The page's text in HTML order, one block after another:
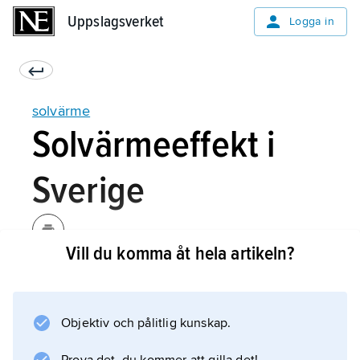
Uppslagsverket Logga in
solvärme
Solvärmeeffekt i
Sverige
installerad, varav en fjärdedel i större system
för flerfamiljshus eller i fjärrvärmenät. Detta
Vill du komma åt hela artikeln?
Objektiv och pålitlig kunskap.